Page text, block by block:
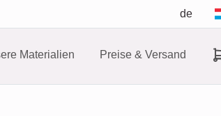
de
Materialien Preise & Versand